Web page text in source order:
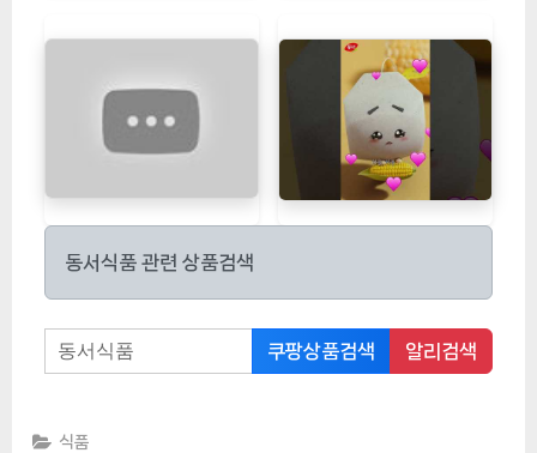
동서식품 관련 상품검색
쿠팡상품검색 알리검색
식품